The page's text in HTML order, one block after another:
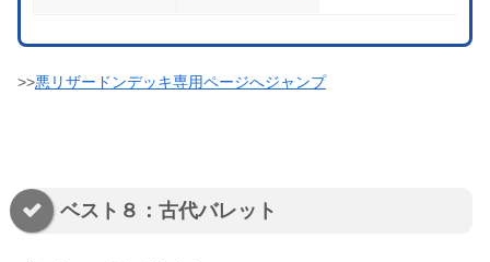
>>悪リザードンデッキ専用ページへジャンプ
ベスト８：古代バレット